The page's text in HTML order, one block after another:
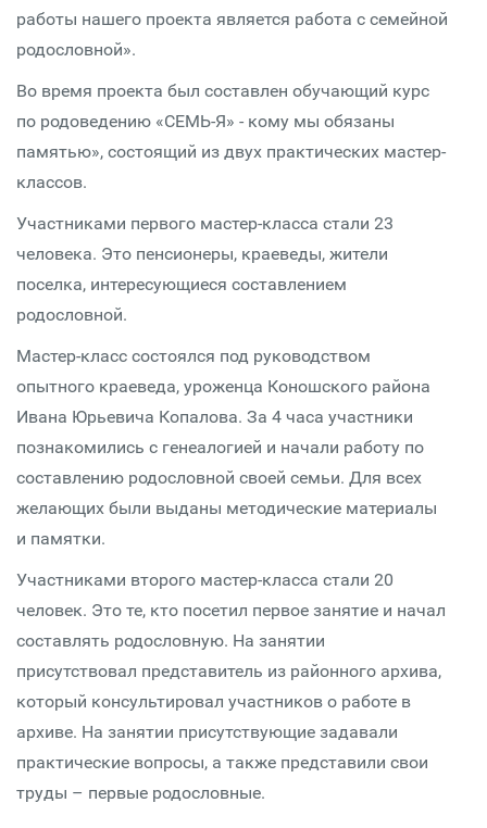
работы нашего проекта является работа с семейной
родословной».
Во время проекта был составлен обучающий курс
по родоведению «СЕМЬ-Я» - кому мы обязаны
памятью», состоящий из двух практических мастер-
классов.
Участниками первого мастер-класса стали 23
человека. Это пенсионеры, краеведы, жители
поселка, интересующиеся составлением
родословной.
Мастер-класс состоялся под руководством
опытного краеведа, уроженца Коношского района
Ивана Юрьевича Копалова. За 4 часа участники
познакомились с генеалогией и начали работу по
составлению родословной своей семьи. Для всех
желающих были выданы методические материалы
и памятки.
Участниками второго мастер-класса стали 20
человек. Это те, кто посетил первое занятие и начал
составлять родословную. На занятии
присутствовал представитель из районного архива,
который консультировал участников о работе в
архиве. На занятии присутствующие задавали
практические вопросы, а также представили свои
труды – первые родословные.